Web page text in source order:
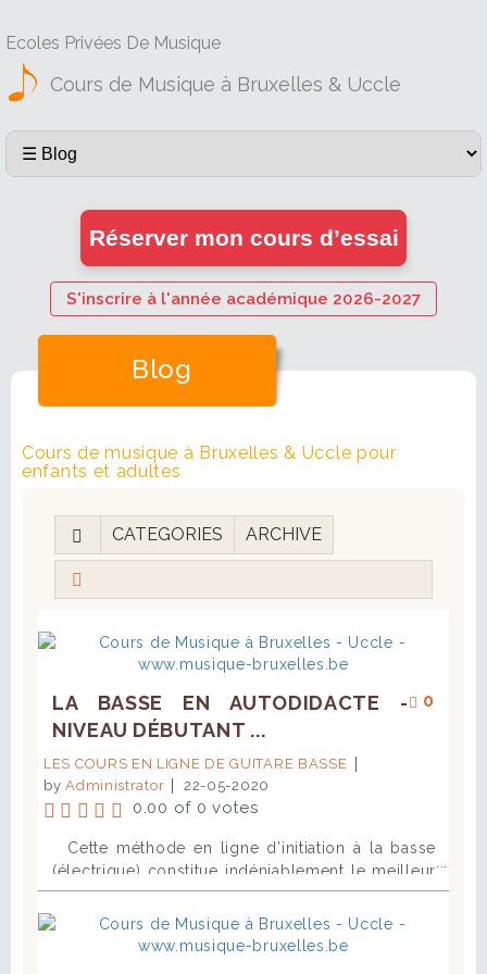
Ecoles Privées De Musique
Cours de Musique à Bruxelles & Uccle
Réserver mon cours d’essai
S'inscrire à l'année académique 2026-2027
Blog
Cours de musique à Bruxelles & Uccle pour
enfants et adultes
CATEGORIES ARCHIVE
0
LA BASSE EN AUTODIDACTE -
NIVEAU DÉBUTANT ...
LES COURS EN LIGNE DE GUITARE BASSE
byAdministrator 22-05-2020
0.00 of 0 votes
Cette méthode en ligne d’initiation à la basse
(électrique) constitue indéniablement le meilleur
moyen pour le bassiste débutant de progresser
dans la pratique de son instrument. Tout d’abord
parce que cette méthode est extrêmement